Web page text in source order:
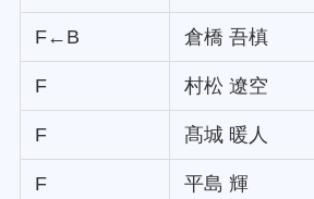
F←B 倉橋 吾槙
F 村松 遼空
F 髙城 暖人
F 平島 輝